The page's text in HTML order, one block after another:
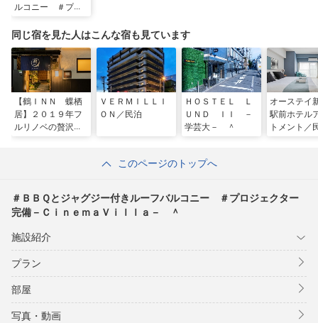
ルコニー ＃プロ
ＣｉｎｅｍａＶｉ
ｌｌａ－ ＾
同じ宿を見た人はこんな宿も見ています
【鶴ＩＮＮ 蝶栖
居】２０１９年フ
ルリノベの贅沢な
ＶＥＲＭＩＬＬＩ
ＯＮ／民泊
ＨＯＳＴＥＬ Ｌ
ＵＮＤ ＩＩ －
学芸大－ ＾
オーステイ
駅前ホテル
トメント／
このページのトップへ
＃ＢＢＱとジャグジー付きルーフバルコニー ＃プロジェクター
完備－ＣｉｎｅｍａＶｉｌｌａ－ ＾
施設紹介
プラン
部屋
写真・動画